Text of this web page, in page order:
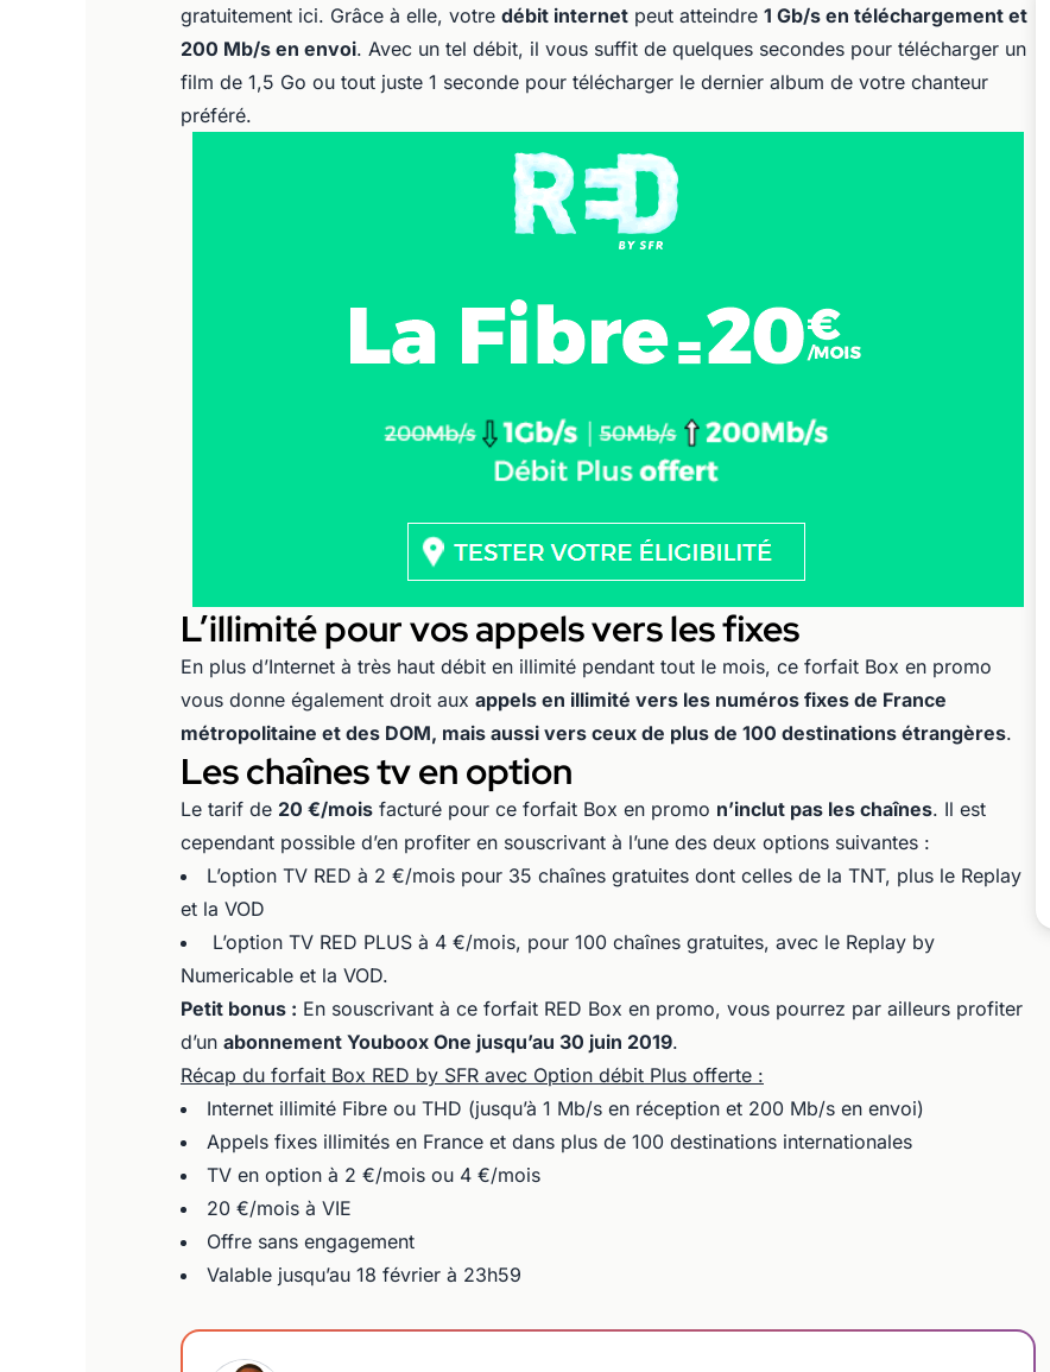
gratuitement ici. Grâce à elle, votre débit internet peut atteindre 1 Gb/s en téléchargement et
200 Mb/s en envoi. Avec un tel débit, il vous suffit de quelques secondes pour télécharger un
film de 1,5 Go ou tout juste 1 seconde pour télécharger le dernier album de votre chanteur
préféré.
L’illimité pour vos appels vers les fixes
En plus d’Internet à très haut débit en illimité pendant tout le mois, ce forfait Box en promo
vous donne également droit aux appels en illimité vers les numéros fixes de France
métropolitaine et des DOM, mais aussi vers ceux de plus de 100 destinations étrangères.
Les chaînes tv en option
Le tarif de 20 €/mois facturé pour ce forfait Box en promo n’inclut pas les chaînes. Il est
cependant possible d’en profiter en souscrivant à l’une des deux options suivantes :
L’option TV RED à 2 €/mois pour 35 chaînes gratuites dont celles de la TNT, plus le Replay
et la VOD
L’option TV RED PLUS à 4 €/mois, pour 100 chaînes gratuites, avec le Replay by
Numericable et la VOD.
Petit bonus : En souscrivant à ce forfait RED Box en promo, vous pourrez par ailleurs profiter
d’un abonnement Youboox One jusqu’au 30 juin 2019.
Récap du forfait Box RED by SFR avec Option débit Plus offerte :
Internet illimité Fibre ou THD (jusqu’à 1 Mb/s en réception et 200 Mb/s en envoi)
Appels fixes illimités en France et dans plus de 100 destinations internationales
TV en option à 2 €/mois ou 4 €/mois
20 €/mois à VIE
Offre sans engagement
Valable jusqu’au 18 février à 23h59